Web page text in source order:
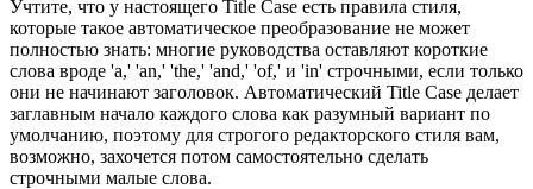
Учтите, что у настоящего Title Case есть правила стиля,
которые такое автоматическое преобразование не может
полностью знать: многие руководства оставляют короткие
слова вроде 'a,' 'an,' 'the,' 'and,' 'of,' и 'in' строчными, если только
они не начинают заголовок. Автоматический Title Case делает
заглавным начало каждого слова как разумный вариант по
умолчанию, поэтому для строгого редакторского стиля вам,
возможно, захочется потом самостоятельно сделать
строчными малые слова.